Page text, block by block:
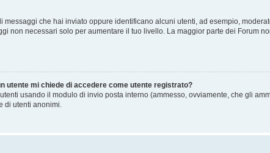
che hai inviato oppure identificano alcuni utenti, ad esempio,
non necessari solo per aumentare il tuo livello. La maggior parte dei Forum
utente mi chiede di accedere come utente registrato?
usando il modulo di invio posta interno (ammesso, ovviamente, che gli
di utenti anonimi.